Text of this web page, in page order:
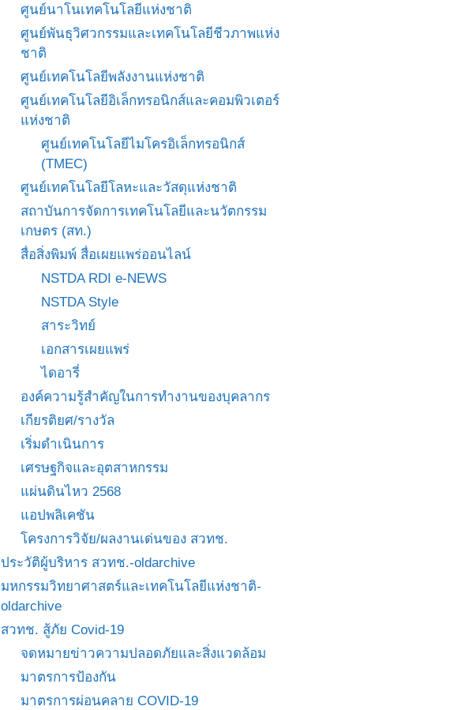
ศูนย์นาโนเทคโนโลยีแห่งชาติ
ศูนย์พันธุวิศวกรรมและเทคโนโลยีชีวภาพแห่ง
ชาติ
ศูนย์เทคโนโลยีพลังงานแห่งชาติ
ศูนย์เทคโนโลยีอิเล็กทรอนิกส์และคอมพิวเตอร์
แห่งชาติ
ศูนย์เทคโนโลยีไมโครอิเล็กทรอนิกส์
(TMEC)
ศูนย์เทคโนโลยีโลหะและวัสดุแห่งชาติ
สถาบันการจัดการเทคโนโลยีและนวัตกรรม
เกษตร (สท.)
สื่อสิ่งพิมพ์ สื่อเผยแพร่ออนไลน์
NSTDA RDI e-NEWS
NSTDA Style
สาระวิทย์
เอกสารเผยแพร่
ไดอารี่
องค์ความรู้สำคัญในการทำงานของบุคลากร
เกียรติยศ/รางวัล
เริ่มดำเนินการ
เศรษฐกิจและอุตสาหกรรม
แผ่นดินไหว 2568
แอปพลิเคชัน
โครงการวิจัย/ผลงานเด่นของ สวทช.
ประวัติผู้บริหาร สวทช.-oldarchive
มหกรรมวิทยาศาสตร์และเทคโนโลยีแห่งชาติ-
oldarchive
สวทช. สู้ภัย Covid-19
จดหมายข่าวความปลอดภัยและสิ่งแวดล้อม
มาตรการป้องกัน
มาตรการผ่อนคลาย COVID-19